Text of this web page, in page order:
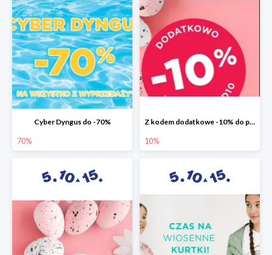
Cyber Dyngus do -70%
70%
Z kodem dodatkowe -10% do promocji -50%!
10%